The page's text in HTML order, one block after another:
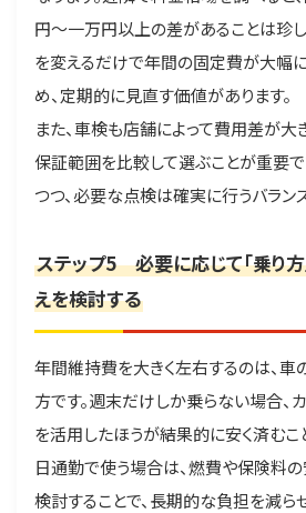
円〜一万円以上の差があることは珍し
を変えるだけで年間の固定費が大幅
め、定期的に見直す価値があります。
また、車検も店舗によって費用差が大
保証範囲を比較して選ぶことが重要
つつ、必要な点検は確実に行うバラン
ステップ5 必要に応じて「乗り
えを検討する
年間維持費を大きく左右するのは、
方です。週末だけしか乗らない場合、
を活用したほうが結果的に安く済むこ
日通勤で使う場合は、燃費や保険料
検討することで、長期的な負担を減ら